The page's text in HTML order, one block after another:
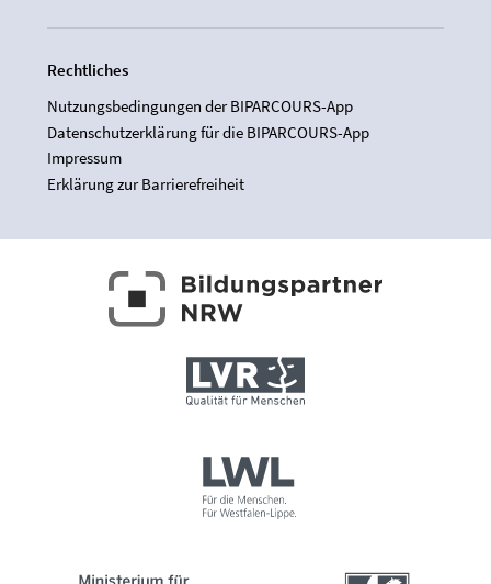
Rechtliches
Nutzungsbedingungen der BIPARCOURS-App
Datenschutzerklärung für die BIPARCOURS-App
Impressum
Erklärung zur Barrierefreiheit